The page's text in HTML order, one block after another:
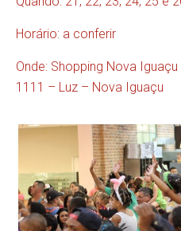
Horário: a conferir
Onde: Shopping Nova
1111 – Luz – Nova Iguaçu